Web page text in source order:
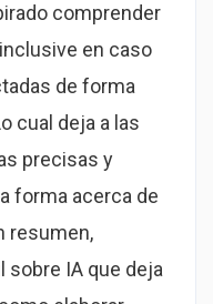
comprender
en caso
de forma
cual deja a las
precisas y
forma acerca de
resumen,
sobre IA que deja